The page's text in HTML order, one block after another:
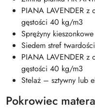
PIANA LAVENDER z
gęstości 40 kg/m3
Sprężyny kieszonkowe
Siedem stref twardości
PIANA LAVENDER z
gęstości 40 kg/m3
Stelaż – sztywny lub
Pokrowiec